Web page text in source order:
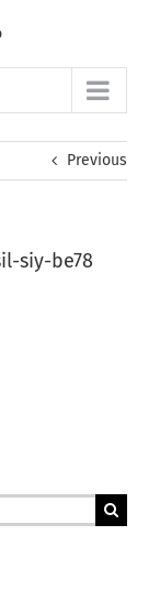
Previous
siy-be78